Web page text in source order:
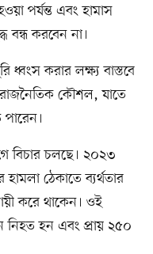
পর্যন্ত এবং হামাস
বন্ধ করবেন না।
ধ্বংস করার লক্ষ্য বাস্তবে
কৌশল, যাতে
পারেন।
বিচার চলছে। ২০২৩
ঠেকাতে ব্যর্থতার
করে থাকেন। ওই
নিহত হন এবং প্রায় ২৫০